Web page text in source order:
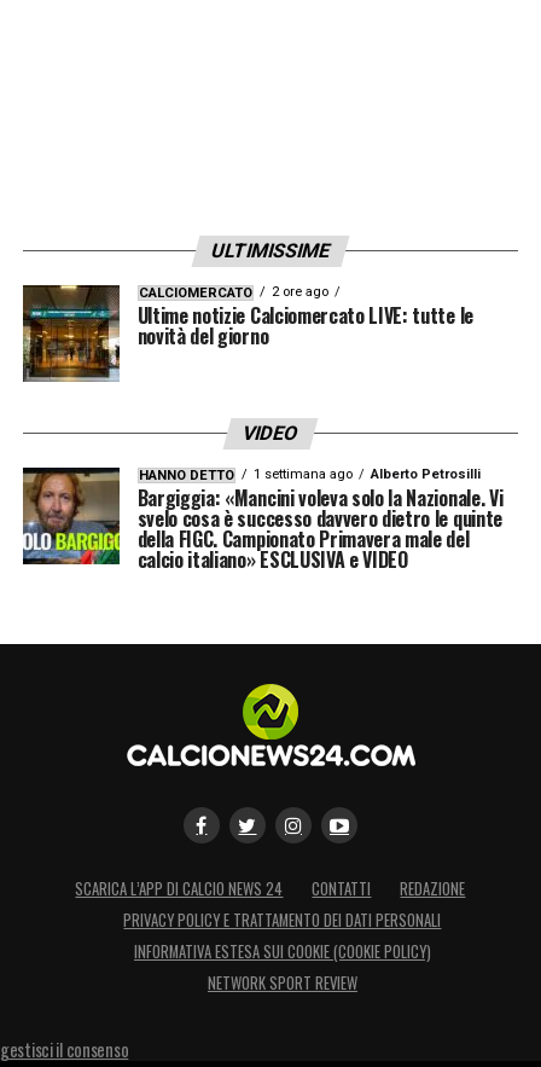
ULTIMISSIME
CALCIOMERCATO 2 ore ago
Ultime notizie Calciomercato LIVE: tutte le
novità del giorno
VIDEO
HANNO DETTO 1 settimana ago Alberto Petrosilli
Bargiggia: «Mancini voleva solo la Nazionale. Vi
svelo cosa è successo davvero dietro le quinte
della FIGC. Campionato Primavera male del
calcio italiano» ESCLUSIVA e VIDEO
SCARICA L’APP DI CALCIO NEWS 24 CONTATTI
REDAZIONE
PRIVACY POLICY E TRATTAMENTO DEI DATI PERSONALI
INFORMATIVA ESTESA SUI COOKIE (COOKIE POLICY)
NETWORK SPORT REVIEW
gestisci il consenso